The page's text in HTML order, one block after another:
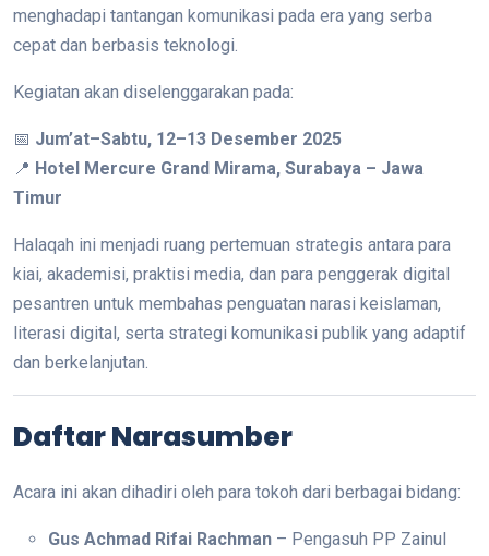
menghadapi tantangan komunikasi pada era yang serba
cepat dan berbasis teknologi.
Kegiatan akan diselenggarakan pada:
📅 Jum’at–Sabtu, 12–13 Desember 2025
📍 Hotel Mercure Grand Mirama, Surabaya – Jawa
Timur
Halaqah ini menjadi ruang pertemuan strategis antara para
kiai, akademisi, praktisi media, dan para penggerak digital
pesantren untuk membahas penguatan narasi keislaman,
literasi digital, serta strategi komunikasi publik yang adaptif
dan berkelanjutan.
Daftar Narasumber
Acara ini akan dihadiri oleh para tokoh dari berbagai bidang:
Gus Achmad Rifai Rachman – Pengasuh PP Zainul